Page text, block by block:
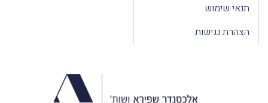
תנאי שימוש
הצהרת נגישות